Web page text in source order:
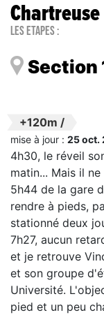
Chartreuse
Les étapes :
Section
+120m /
mise à jour : 25 oct.
4h30, le réveil
matin... Mais il
5h44 de la gare
rendre à pieds,
stationné deux
7h27, aucun
et je retrouve
et son groupe
Université.
pied et un peu